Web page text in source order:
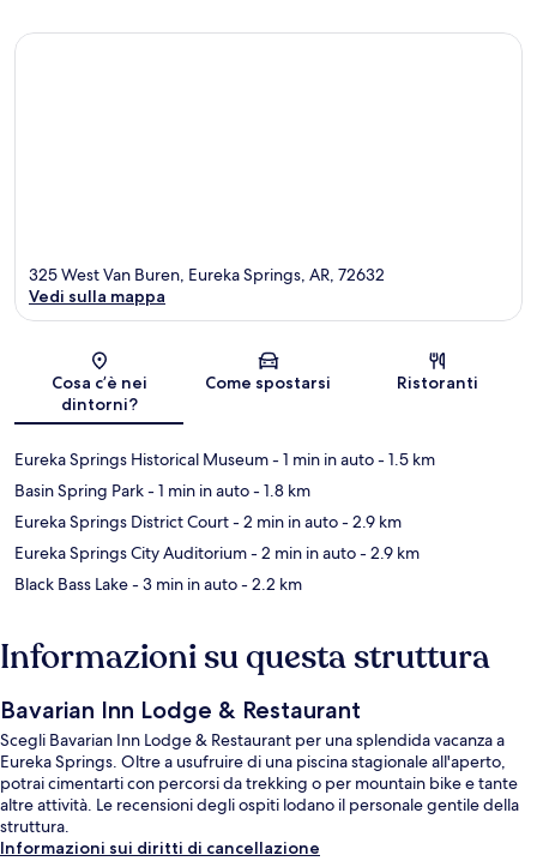
Mappa
325 West Van Buren, Eureka Springs, AR, 72632
Vedi sulla mappa
Cosa c’è nei
dintorni?
Come spostarsi Ristoranti
Eureka Springs Historical Museum- 1 min in auto- 1.5 km
Basin Spring Park- 1 min in auto- 1.8 km
Eureka Springs District Court- 2 min in auto- 2.9 km
Eureka Springs City Auditorium- 2 min in auto- 2.9 km
Black Bass Lake- 3 min in auto- 2.2 km
Informazioni su questa struttura
Bavarian Inn Lodge & Restaurant
Scegli Bavarian Inn Lodge & Restaurant per una splendida vacanza a
Eureka Springs. Oltre a usufruire di una piscina stagionale all'aperto,
potrai cimentarti con percorsi da trekking o per mountain bike e tante
altre attività. Le recensioni degli ospiti lodano il personale gentile della
struttura.
Informazioni sui diritti di cancellazione